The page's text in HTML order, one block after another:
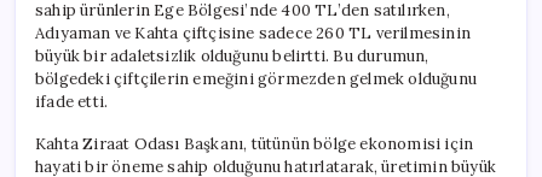
sahip ürünlerin Ege Bölgesi’nde 400 TL’den satılırken,
Adıyaman ve Kahta çiftçisine sadece 260 TL verilmesinin
büyük bir adaletsizlik olduğunu belirtti. Bu durumun,
bölgedeki çiftçilerin emeğini görmezden gelmek olduğunu
ifade etti.
Kahta Ziraat Odası Başkanı, tütünün bölge ekonomisi için
hayati bir öneme sahip olduğunu hatırlatarak, üretimin büyük